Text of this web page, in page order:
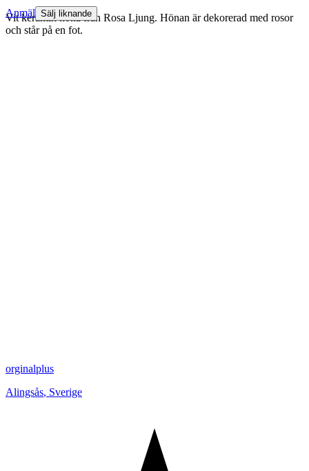
Vit keramik höna från Rosa Ljung. Hönan är dekorerad med rosor
och står på en fot.
Anmäl Sälj liknande
orginalplus
Alingsås, Sverige